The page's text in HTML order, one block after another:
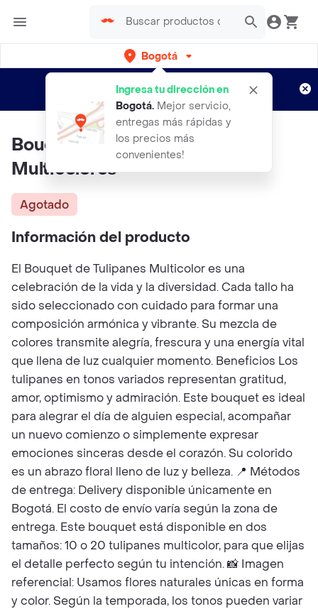
Bogotá
Ingresa tu dirección en
Bogotá. Mejor servicio,
entregas más rápidas y
los precios más
convenientes!
envíos gratis por semanas
Aplican TyC
Bouquet De 50 Tulipanes
Multicolores
Agotado
Información del producto
El Bouquet de Tulipanes Multicolor es una
celebración de la vida y la diversidad. Cada tallo ha
sido seleccionado con cuidado para formar una
composición armónica y vibrante. Su mezcla de
colores transmite alegría, frescura y una energía vital
que llena de luz cualquier momento. Beneficios Los
tulipanes en tonos variados representan gratitud,
amor, optimismo y admiración. Este bouquet es ideal
para alegrar el día de alguien especial, acompañar
un nuevo comienzo o simplemente expresar
emociones sinceras desde el corazón. Su colorido
es un abrazo floral lleno de luz y belleza. 📍 Métodos
de entrega: Delivery disponible únicamente en
Bogotá. El costo de envío varía según la zona de
entrega. Este bouquet está disponible en dos
tamaños: 10 o 20 tulipanes multicolor, para que elijas
el detalle perfecto según tu intención. 📸 Imagen
referencial: Usamos flores naturales únicas en forma
y color. Según la temporada, los tonos pueden variar